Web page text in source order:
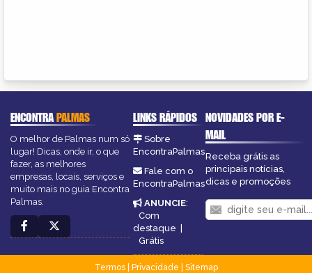
ENCONTRAPALMAS
O melhor de Palmas num só
lugar! Dicas, onde ir, o que
fazer, as melhores
empresas, locais, serviços e
muito mais no guia Encontra
Palmas.
LINKS RÁPIDOS
Sobre
EncontraPalmas
Fale com o
EncontraPalmas
ANUNCIE:
Com
destaque |
Grátis
NOVIDADES POR E-
MAIL
Receba grátis as
principais notícias,
dicas e promoções
Termos| Privacidade
Sitemap